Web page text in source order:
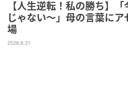
【人生逆転！私の勝ち】
じゃない～」母の言葉に
場
2026.6.21